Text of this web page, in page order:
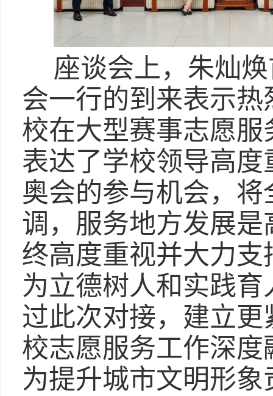
座谈会上，朱灿
会一行的到来表示
校在大型赛事志愿
表达了学校领导高
奥会的参与机会，
调，服务地方发展
终高度重视并大力
为立德树人和实践
过此次对接，建立
校志愿服务工作深
为提升城市文明形象